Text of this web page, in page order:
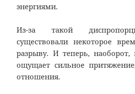
энергиями.
Из-за такой
существовали некоторое
разрыву. И теперь, наоборот,
ощущает сильное
отношения.